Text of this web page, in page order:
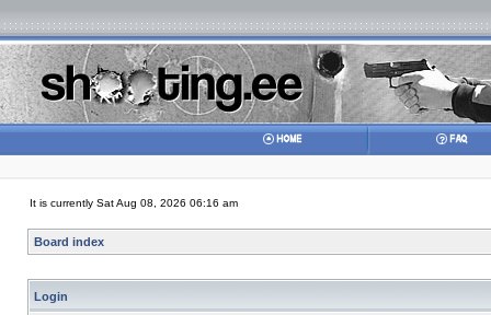
It is currently Sat Aug 08, 2026 06:16 am
Board index
Login